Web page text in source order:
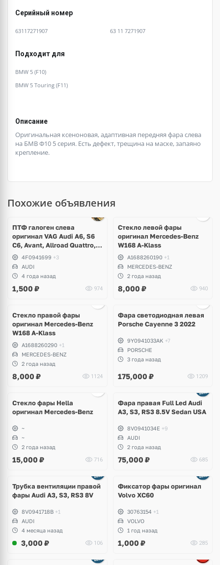
Серийный номер
63117271907 63 11 7271907
Подходит для
BMW 5 (F10)
BMW 5 Touring (F11)
Описание
Оригинальная ксеноновая, адаптивная передняя фара слева
на БМВ Ф10 5 серия. Есть дефект, трещина на маске, запаяно
крепление.
Похожие объявления
ПТФ галоген слева
оригинал VAG Audi A6, S6
C6, Avant, Allroad Quattro,
A8, S8 D3
4F0941699 +3
AUDI
4 года назад
1,500 ₽ 974
Стекло левой фары
оригинал Mercedes-Benz
W168 A-Klass
A1688260190 +1
MERCEDES-BENZ
2 года назад
8,000 ₽ 940
Стекло правой фары
оригинал Mercedes-Benz
W168 A-Klass
A1688260290 +1
MERCEDES-BENZ
2 года назад
8,000 ₽ 1124
Фара светодиодная левая
Porsche Cayenne 3 2022
9Y0941033AK +7
PORSCHE
3 года назад
175,000 ₽ 1209
Стекло фары Hella
оригинал Mercedes-Benz
~
~
2 года назад
15,000 ₽ 716
Фара правая Full Led Audi
A3, S3, RS3 8.5V Sedan USA
8V0941034E +9
AUDI
2 года назад
75,000 ₽ 685
Трубка вентиляции правой
фары Audi A3, S3, RS3 8V
8V0941718B +1
AUDI
4 месяца назад
3,000 ₽ 106
Фиксатор фары оригинал
Volvo XC60
30763154 +1
VOLVO
1 год назад
1,000 ₽ 285